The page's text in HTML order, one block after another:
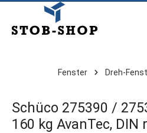
Zum Hauptinhalt springen
Fenster Dreh-
Schüco 275390 /
160 kg AvanTec, DIN